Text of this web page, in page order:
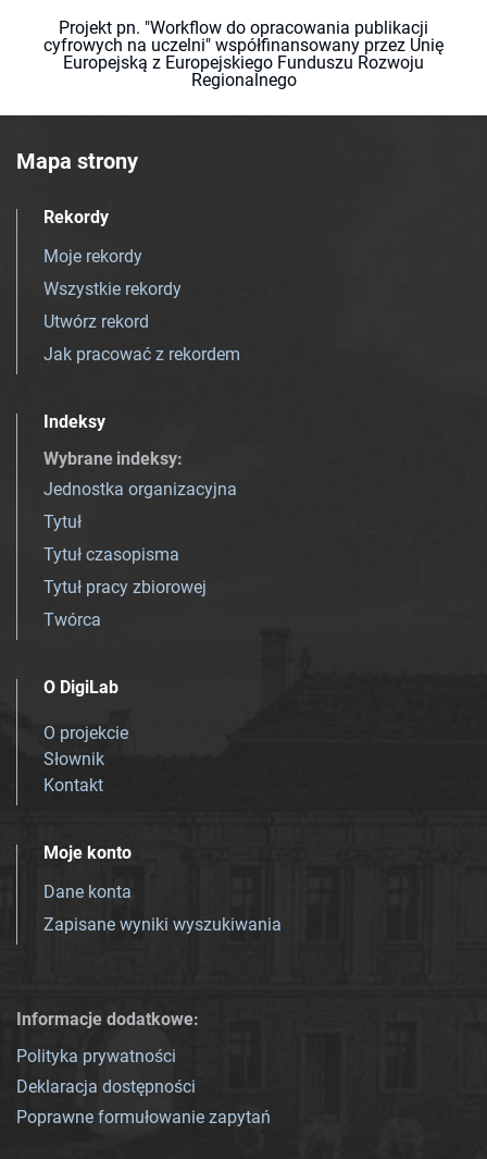
Projekt pn. "Workflow do opracowania publikacji
cyfrowych na uczelni" współfinansowany przez Unię
Europejską z Europejskiego Funduszu Rozwoju
Regionalnego
Mapa strony
Rekordy
Moje rekordy
Wszystkie rekordy
Utwórz rekord
Jak pracować z rekordem
Indeksy
Wybrane indeksy:
Jednostka organizacyjna
Tytuł
Tytuł czasopisma
Tytuł pracy zbiorowej
Twórca
O DigiLab
O projekcie
Słownik
Kontakt
Moje konto
Dane konta
Zapisane wyniki wyszukiwania
Informacje dodatkowe:
Polityka prywatności
Deklaracja dostępności
Poprawne formułowanie zapytań